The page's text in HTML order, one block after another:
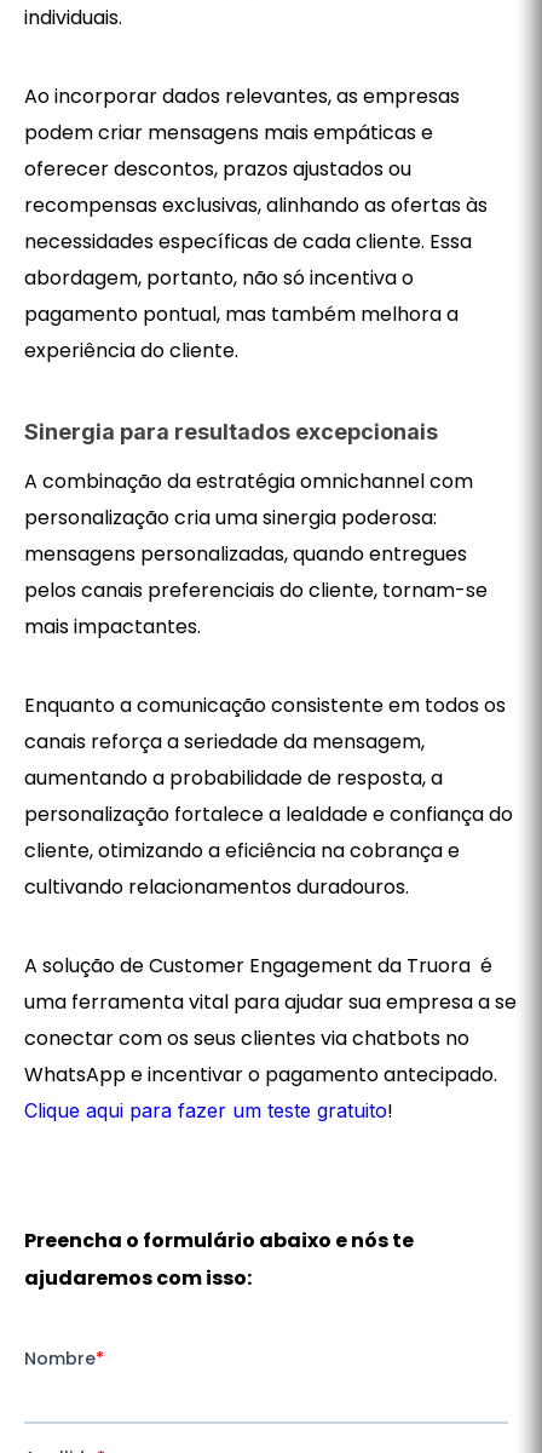
individuais.
Ao incorporar dados relevantes, as empresas
podem criar mensagens mais empáticas e
oferecer descontos, prazos ajustados ou
recompensas exclusivas, alinhando as ofertas às
necessidades específicas de cada cliente. Essa
abordagem, portanto, não só incentiva o
pagamento pontual, mas também melhora a
experiência do cliente.
Sinergia para resultados excepcionais
A combinação da estratégia omnichannel com
personalização cria uma sinergia poderosa:
mensagens personalizadas, quando entregues
pelos canais preferenciais do cliente, tornam-se
mais impactantes.
Enquanto a comunicação consistente em todos os
canais reforça a seriedade da mensagem,
aumentando a probabilidade de resposta, a
personalização fortalece a lealdade e confiança do
cliente, otimizando a eficiência na cobrança e
cultivando relacionamentos duradouros.
A solução de Customer Engagement da Truora é
uma ferramenta vital para ajudar sua empresa a se
conectar com os seus clientes via chatbots no
WhatsApp e incentivar o pagamento antecipado.
Clique aqui para fazer um teste gratuito!
Preencha o formulário abaixo e nós te
ajudaremos com isso: